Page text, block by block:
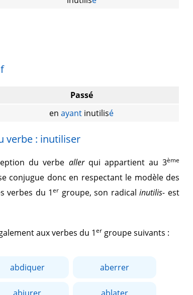
Passé
en ayant inutilisé
verbe : inutiliser
du verbe allerqui appartient au 3ème
conjugue donc en respectant le modèle des
verbes du 1er groupe, son radicalinutilis- est
aux verbes du 1er groupe suivants :
abdiquer aberrer